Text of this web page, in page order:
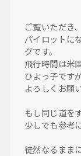
ご覧いただき
パイロットに
グです。
飛行時間は米
ひよっ子です
よろしくお願
もし同じ道を
少しでも参考
徒然なるまま